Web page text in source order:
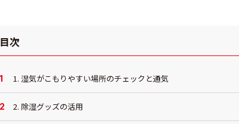
目次
1. 湿気がこもりやすい場所のチェックと通気
2. 除湿グッズの活用